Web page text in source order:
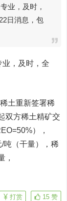
业，及时，
日消息，包
，及时，全
土重新签署稀
双方稀土精矿交
），
吨（干量），稀
，
15 赞
打赏